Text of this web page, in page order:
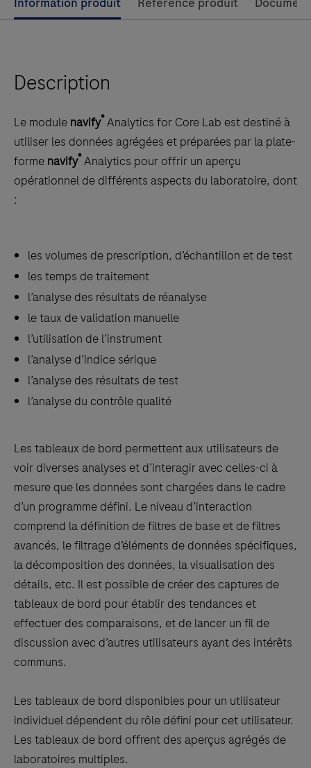
left
arrow
to
scroll
between
the
tabs
Description
Le module navify®Analytics for Core Lab est destiné à
utiliser les données agrégées et préparées par la plate-
forme navify®Analytics pour offrir un aperçu
opérationnel de différents aspects du laboratoire, dont
:
les volumes de prescription, d’échantillon et de test
les temps de traitement
l’analyse des résultats de réanalyse
le taux de validation manuelle
l’utilisation de l’instrument
l’analyse d’indice sérique
l’analyse des résultats de test
l’analyse du contrôle qualité
Les tableaux de bord permettent aux utilisateurs de
voir diverses analyses et d’interagir avec celles-ci à
mesure que les données sont chargées dans le cadre
d’un programme défini. Le niveau d’interaction
comprend la définition de filtres de base et de filtres
avancés, le filtrage d’éléments de données spécifiques,
la décomposition des données, la visualisation des
détails, etc. Il est possible de créer des captures de
tableaux de bord pour établir des tendances et
effectuer des comparaisons, et de lancer un fil de
discussion avec d’autres utilisateurs ayant des intérêts
communs.
Les tableaux de bord disponibles pour un utilisateur
individuel dépendent du rôle défini pour cet utilisateur.
Les tableaux de bord offrent des aperçus agrégés de
laboratoires multiples.